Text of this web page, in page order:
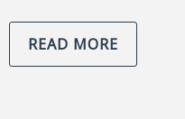
READ MORE